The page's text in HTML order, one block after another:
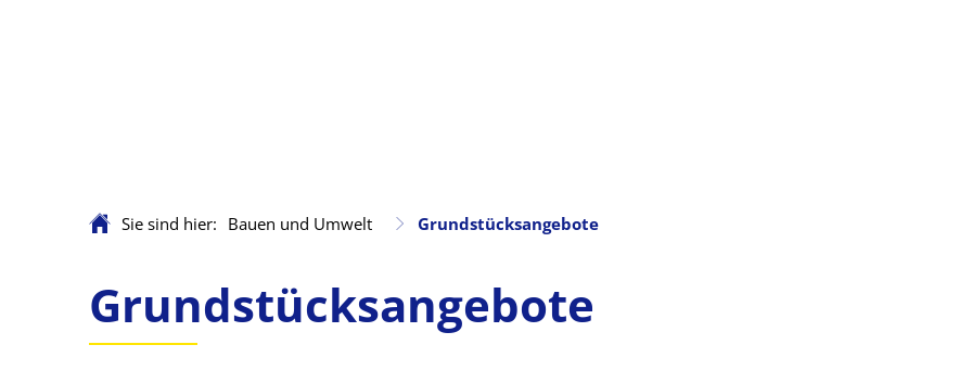
Sie sind hier: Bauen und Umwelt Grundstücksangebote
Grundstücksangebote
Grundstücksangebote